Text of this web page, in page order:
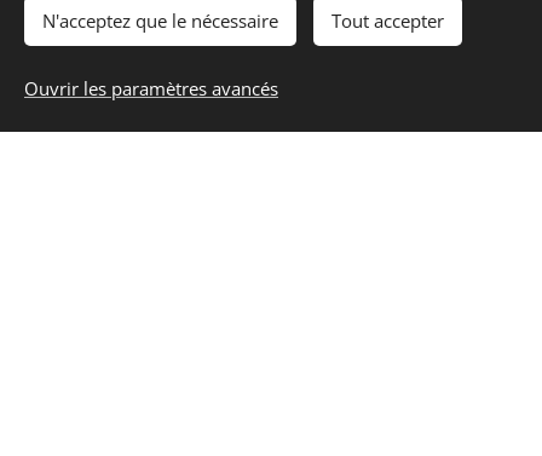
N'acceptez que le nécessaire Tout accepter
Ouvrir les paramètres avancés